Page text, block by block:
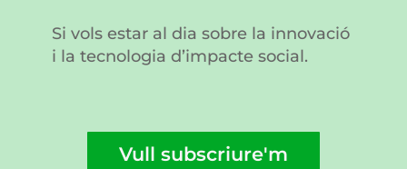
Si vols estar al dia sobre la innovació
i la tecnologia d’impacte social.
Vull subscriure'm